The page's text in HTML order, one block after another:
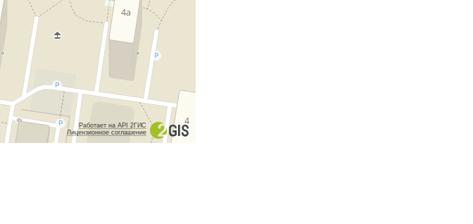
Работает на API 2ГИС
Лицензионное соглашение